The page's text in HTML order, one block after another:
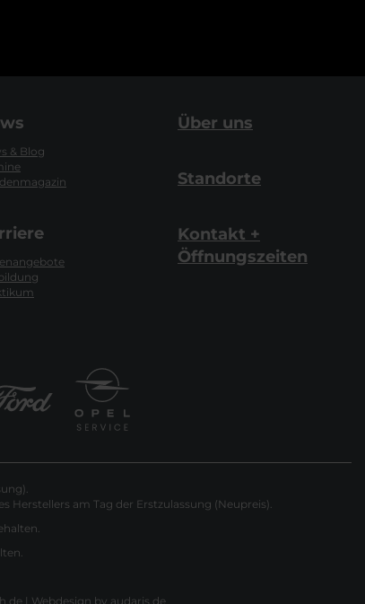
& Blog
Über uns
Standorte
Kontakt +
Öffnungszeiten
am Tag der Erstzulassung (Neupreis).
| Webdesign by audaris.de